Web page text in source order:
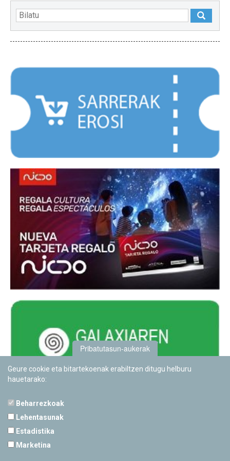
Pribatutasun-aukerak
Geure cookie eta bitartekoenak erabiltzen ditugu helburu
hauetarako:
Beharrezkoak
Lehentasunak
Estadistika
Marketina